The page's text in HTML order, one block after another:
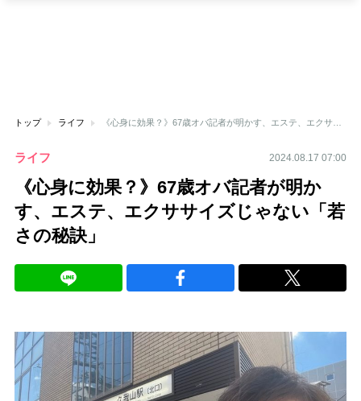
トップ ライフ
ライフ 2024.08.17 07:00
《心身に効果？》67歳オバ記者が明か
す、エステ、エクササイズじゃない「若
さの秘訣」